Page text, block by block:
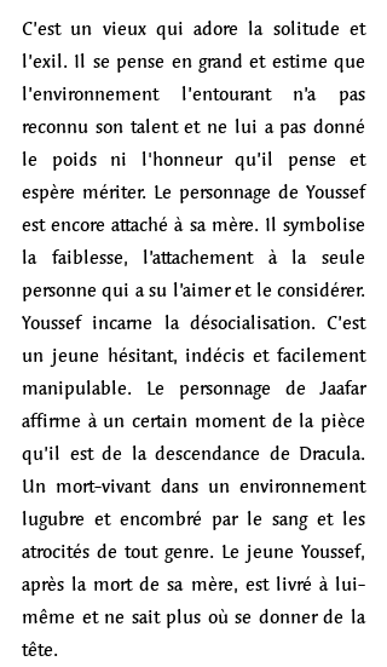
C’est un vieux qui adore la solitude et
l’exil. Il se pense en grand et estime que
l’environnement l’entourant n’a pas
reconnu son talent et ne lui a pas donné
le poids ni l'honneur qu’il pense et
espère mériter. Le personnage de Youssef
est encore attaché à sa mère. Il symbolise
la faiblesse, l’attachement à la seule
personne qui a su l’aimer et le considérer.
Youssef incarne la désocialisation. C’est
un jeune hésitant, indécis et facilement
manipulable. Le personnage de Jaafar
affirme à un certain moment de la pièce
qu’il est de la descendance de Dracula.
Un mort-vivant dans un environnement
lugubre et encombré par le sang et les
atrocités de tout genre. Le jeune Youssef,
après la mort de sa mère, est livré à lui-
même et ne sait plus où se donner de la
tête.